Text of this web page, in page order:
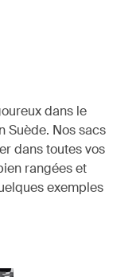
dans le
Suède. Nos sacs
dans toutes vos
rangées et
exemples